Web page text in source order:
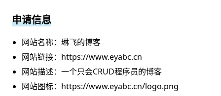
申请信息
网站名称：琳飞的博客
网站链接：https://www.eyabc.cn
网站描述：一个只会CRUD程序员的博客
网站图标：https://www.eyabc.cn/logo.png